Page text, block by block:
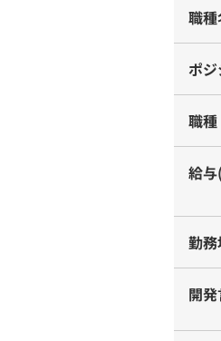
職種
ポ
職種
給
勤
開